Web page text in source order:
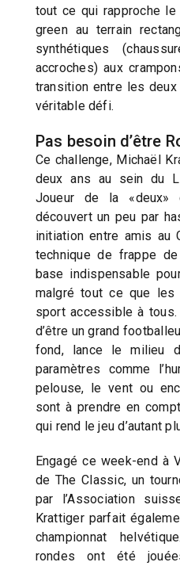
tout ce qui rapproche
green au terrain
synthétiques
accroches) aux
transition entre les deux
véritable défi.
Pas besoin d’être
Ce challenge, Michaël
deux ans au sein du
Joueur de la
découvert un peu par
initiation entre amis au
technique de frappe
base indispensable
malgré tout ce que les
sport accessible à
d’être un grand
fond, lance le milieu
paramètres comme
pelouse, le vent ou
sont à prendre en
qui rend le jeu d’autant
Engagé ce week-end à
de The Classic, un
par l’Association
Krattiger parfait
championnat
rondes ont été